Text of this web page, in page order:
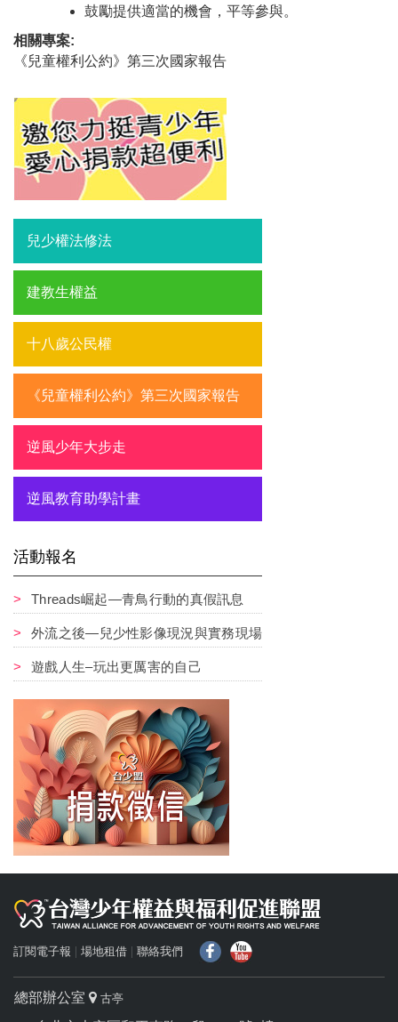
鼓勵提供適當的機會，平等參與。
相關專案:
《兒童權利公約》第三次國家報告
兒少權法修法
建教生權益
十八歲公民權
《兒童權利公約》第三次國家報告
逆風少年大步走
逆風教育助學計畫
活動報名
Threads崛起—青鳥行動的真假訊息
外流之後—兒少性影像現況與實務現場
遊戲人生–玩出更厲害的自己
訂閱電子報 場地租借 聯絡我們
總部辦公室 古亭